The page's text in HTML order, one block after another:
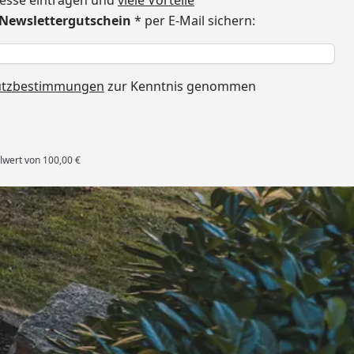
* per E-Mail sichern:
zur Kenntnis genommen
von 100,00 €